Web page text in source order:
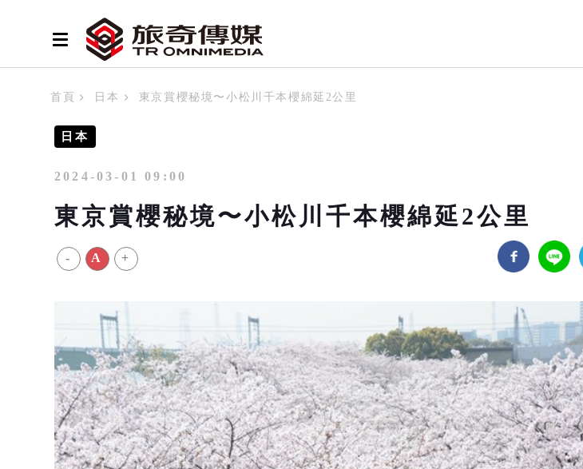
首頁 日本 東京賞櫻秘境〜小松川千本櫻綿延2公里
日本
2024-03-01 09:00
東京賞櫻秘境〜小松川千本櫻綿延2公里
- A +